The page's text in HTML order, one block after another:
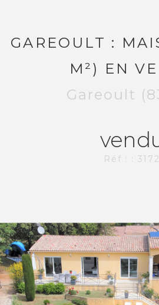
GAREOULT :
M²) EN
Gareoult
Réf : : 3172
PLUS DE 20 ANS
DANS